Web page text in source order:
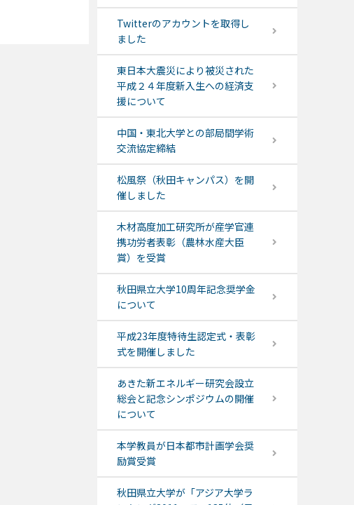
Twitterのアカウントを取得し
ました
東日本大震災により被災された
平成２４年度新入生への経済支
援について
中国・東北大学との部局間学術
交流協定締結
松風祭（秋田キャンパス）を開
催しました
木材高度加工研究所が産学官連
携功労者表彰（農林水産大臣
賞）を受賞
秋田県立大学10周年記念奨学金
について
平成23年度特待生認定式・表彰
式を開催しました
あきた新エネルギー研究会設立
総会と記念シンポジウムの開催
について
本学教員が日本都市計画学会奨
励賞受賞
秋田県立大学が「アジア大学ラ